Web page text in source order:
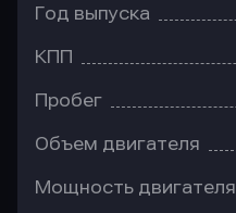
Год выпуска
КПП
Пробег
Объем двигателя
Мощность двигателя